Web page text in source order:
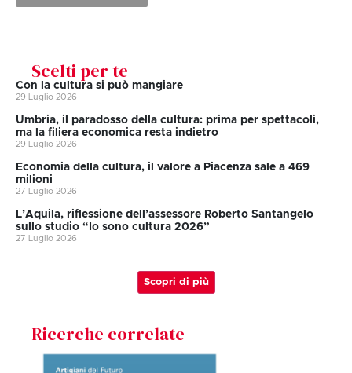
Scelti per te
Con la cultura si può mangiare
29 Luglio 2026
Umbria, il paradosso della cultura: prima per spettacoli,
ma la filiera economica resta indietro
29 Luglio 2026
Economia della cultura, il valore a Piacenza sale a 469
milioni
27 Luglio 2026
L’Aquila, riflessione dell’assessore Roberto Santangelo
sullo studio “Io sono cultura 2026”
27 Luglio 2026
Scopri di più
Ricerche correlate